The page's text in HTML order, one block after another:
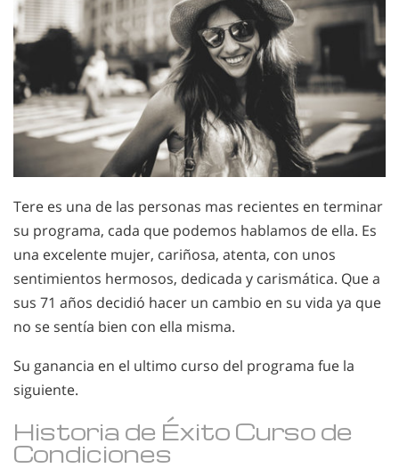
Tere es una de las personas mas recientes en terminar
su programa, cada que podemos hablamos de ella. Es
una excelente mujer, cariñosa, atenta, con unos
sentimientos hermosos, dedicada y carismática. Que a
sus 71 años decidió hacer un cambio en su vida ya que
no se sentía bien con ella misma.
Su ganancia en el ultimo curso del programa fue la
siguiente.
Historia de Éxito Curso de
Condiciones